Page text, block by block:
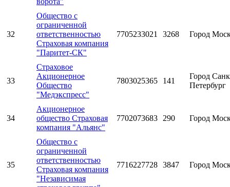
32
Общество с
ограниченной
ответственностью
Страховая компания
"Паритет-СК"
7705233021 3268 Город
33
Страховое
Акционерное
Общество
"Медэкспресс"
7803025365 141
Город
Петербург
34
Акционерное
общество Страховая
компания "Альянс"
7702073683 290 Город
35
Общество с
ограниченной
ответственностью
Страховая компания
"Независимая
7716227728 3847 Город